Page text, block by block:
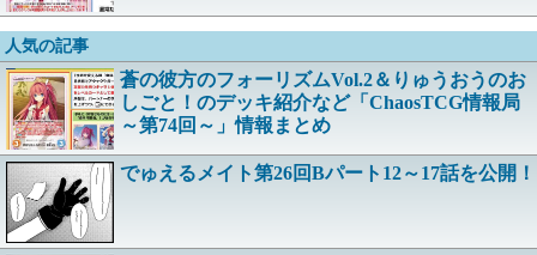
人気の記事
蒼の彼方のフォーリズムVol.2＆りゅうおうのお
しごと！のデッキ紹介など「ChaosTCG情報局
～第74回～」情報まとめ
でゅえるメイト第26回Bパート12～17話を公開！